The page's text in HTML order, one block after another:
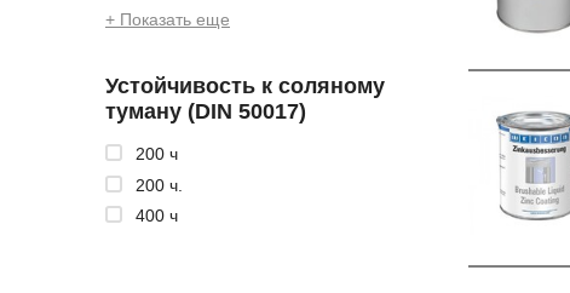
+ Показать еще
Устойчивость к соляному
туману (DIN 50017)
200 ч
200 ч.
400 ч